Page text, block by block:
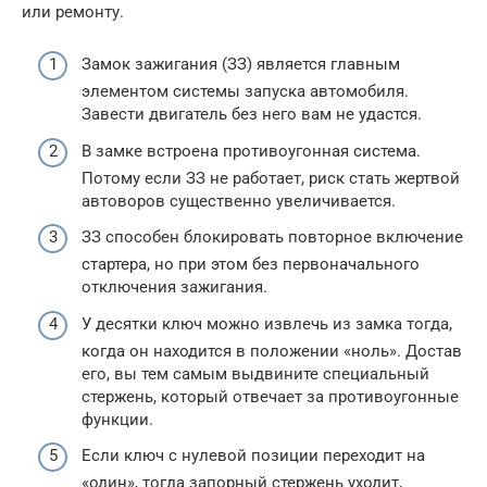
или ремонту.
Замок зажигания (ЗЗ) является главным
элементом системы запуска автомобиля.
Завести двигатель без него вам не удастся.
В замке встроена противоугонная система.
Потому если ЗЗ не работает, риск стать жертвой
автоворов существенно увеличивается.
ЗЗ способен блокировать повторное включение
стартера, но при этом без первоначального
отключения зажигания.
У десятки ключ можно извлечь из замка тогда,
когда он находится в положении «ноль». Достав
его, вы тем самым выдвините специальный
стержень, который отвечает за противоугонные
функции.
Если ключ с нулевой позиции переходит на
«один», тогда запорный стержень уходит,